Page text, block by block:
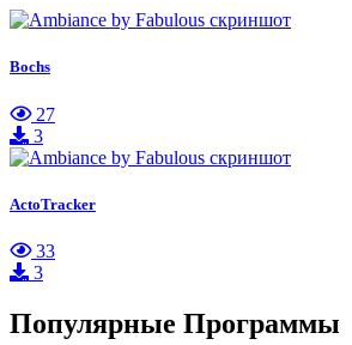
Bochs
27
3
ActoTracker
33
3
Популярные Программы